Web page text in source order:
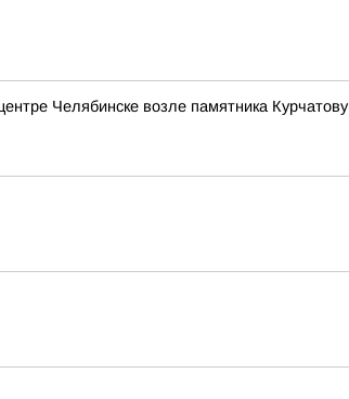
Челябинске возле памятника Курчатову